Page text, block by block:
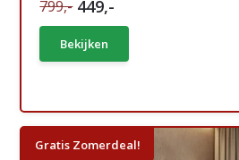
799,- 449,-
Bekijken
Gratis Zomerdeal!